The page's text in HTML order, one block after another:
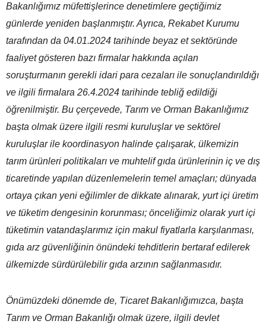
Bakanlığımız müfettişlerince denetimlere geçtiğimiz
günlerde yeniden başlanmıştır. Ayrıca, Rekabet Kurumu
tarafından da 04.01.2024 tarihinde beyaz et sektöründe
faaliyet gösteren bazı firmalar hakkında açılan
soruşturmanın gerekli idari para cezaları ile sonuçlandırıldığı
ve ilgili firmalara 26.4.2024 tarihinde tebliğ edildiği
öğrenilmiştir. Bu çerçevede, Tarım ve Orman Bakanlığımız
başta olmak üzere ilgili resmi kuruluşlar ve sektörel
kuruluşlar ile koordinasyon halinde çalışarak, ülkemizin
tarım ürünleri politikaları ve muhtelif gıda ürünlerinin iç ve dış
ticaretinde yapılan düzenlemelerin temel amaçları; dünyada
ortaya çıkan yeni eğilimler de dikkate alınarak, yurt içi üretim
ve tüketim dengesinin korunması; önceliğimiz olarak yurt içi
tüketimin vatandaşlarımız için makul fiyatlarla karşılanması,
gıda arz güvenliğinin önündeki tehditlerin bertaraf edilerek
ülkemizde sürdürülebilir gıda arzının sağlanmasıdır.
Önümüzdeki dönemde de, Ticaret Bakanlığımızca, başta
Tarım ve Orman Bakanlığı olmak üzere, ilgili devlet